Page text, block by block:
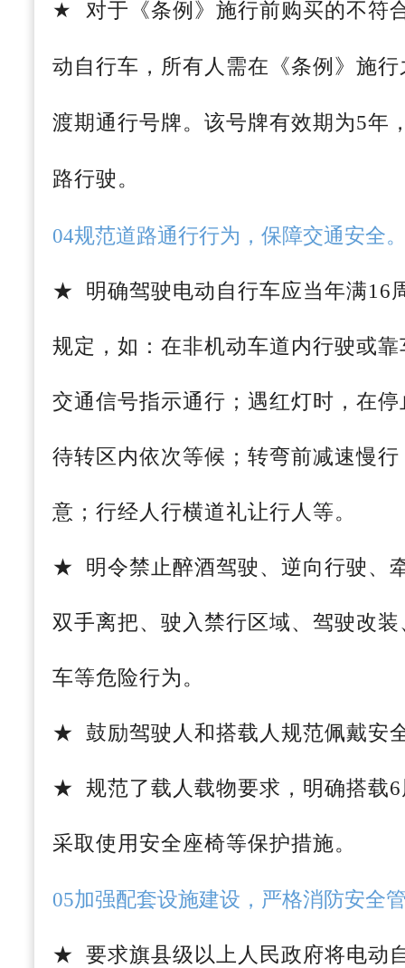
★ 对于《条例》施行前购买的不符
动自行车，所有人需在《条例》施行
渡期通行号牌。该号牌有效期为5年
路行驶。
04规范道路通行行为，保障交通安全
★ 明确驾驶电动自行车应当年满16
规定，如：在非机动车道内行驶或
交通信号指示通行；遇红灯时，在
待转区内依次等候；转弯前减速慢
意；行经人行横道礼让行人等。
★ 明令禁止醉酒驾驶、逆向行驶、
双手离把、驶入禁行区域、驾驶改
车等危险行为。
★ 鼓励驾驶人和搭载人规范佩戴安
★ 规范了载人载物要求，明确搭载6
采取使用安全座椅等保护措施。
05加强配套设施建设，严格消防安全
★ 要求旗县级以上人民政府将电动